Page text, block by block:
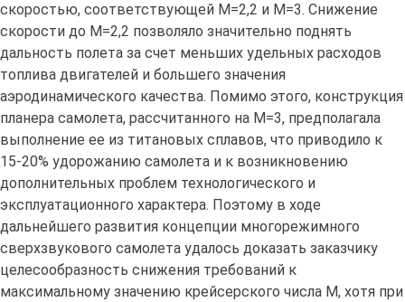
скоростью, соответствующей М=2,2 и М=3. Снижение
скорости до М=2,2 позволяло значительно поднять
дальность полета за счет меньших удельных расходов
топлива двигателей и большего значения
аэродинамического качества. Помимо этого, конструкция
планера самолета, рассчитанного на М=3, предполагала
выполнение ее из титановых сплавов, что приводило к
15-20% удорожанию самолета и к возникновению
дополнительных проблем технологического и
эксплуатационного характера. Поэтому в ходе
дальнейшего развития концепции многорежимного
сверхзвукового самолета удалось доказать заказчику
целесообразность снижения требований к
максимальному значению крейсерского числа М, хотя при